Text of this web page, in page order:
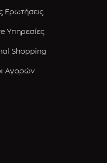
Ερωτήσεις
Υπηρεσίες
Shopping
Αγορών